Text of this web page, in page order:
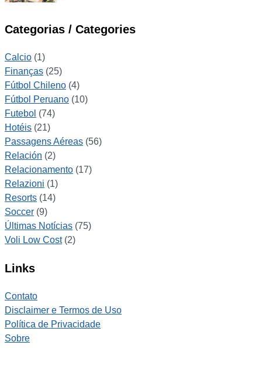
Categorias / Categories
Calcio (1)
Finanças (25)
Fútbol Chileno (4)
Fútbol Peruano (10)
Futebol (74)
Hotéis (21)
Passagens Aéreas (56)
Relación (2)
Relacionamento (17)
Relazioni (1)
Resorts (14)
Soccer (9)
Últimas Notícias (75)
Voli Low Cost(2)
Links
Contato
Disclaimer e Termos de Uso
Política de Privacidade
Sobre